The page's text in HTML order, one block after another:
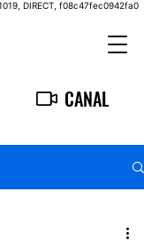
DIRECT, f08c47fec0942fa0
CANAL